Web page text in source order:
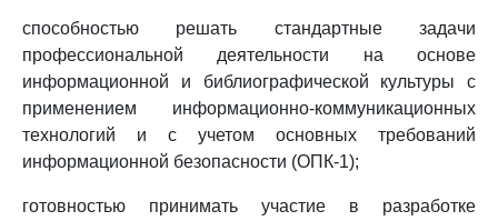
способностью решать стандартные задачи
профессиональной деятельности на основе
информационной и библиографической культуры с
применением информационно-коммуникационных
технологий и с учетом основных требований
информационной безопасности (ОПК-1);
готовностью принимать участие в разработке